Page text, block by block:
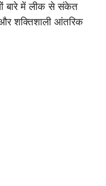
बारे में लीक से संकेत
शक्तिशाली आंतरिक